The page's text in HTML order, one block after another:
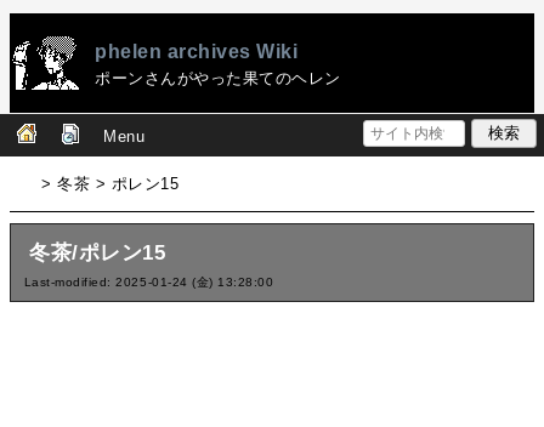
phelen archives Wiki
ポーンさんがやった果てのヘレン
Menu
> 冬茶 > ポレン15
冬茶/ポレン15
Last-modified: 2025-01-24 (金) 13:28:00